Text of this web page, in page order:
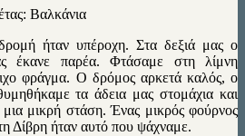
ήταν υπέροχη. Στα δεξιά μας ο
έκανε παρέα. Φτάσαμε στη λίμνη
φράγμα. Ο δρόμος αρκετά καλός, ο
τα άδεια μας στομάχια και
μικρή στάση. Ένας μικρός φούρνος
Δίβρη ήταν αυτό που ψάχναμε.